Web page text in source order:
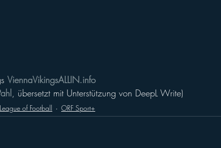
ViennaVikingsALLIN.info
, übersetzt mit Unterstützung von DeepL Write)
of Football ORF Sport+